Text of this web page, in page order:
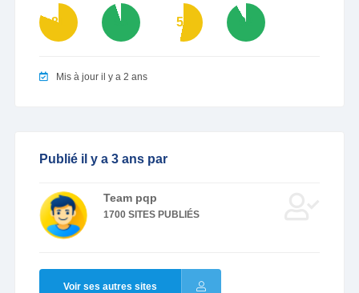
81 95 53 92
Mis à jour il y a 2 ans
Publié il y a 3 ans par
Team pqp
1700 SITES PUBLIÉS
Voir ses autres sites